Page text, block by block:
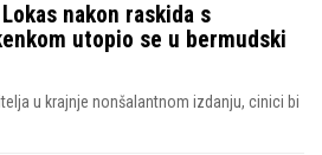
nakon raskida s
utopio se u bermudski
u krajnje nonšalantnom izdanju, cinici bi